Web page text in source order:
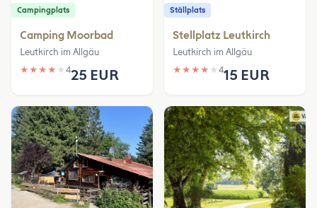
Campingplats
Camping Moorbad
Leutkirch im Allgäu
★ ★ ★ ★ ★ 425 EUR
Ställplats
Stellplatz Leutkirch
Leutkirch im Allgäu
★ ★ ★ ★ ★ 415 EUR